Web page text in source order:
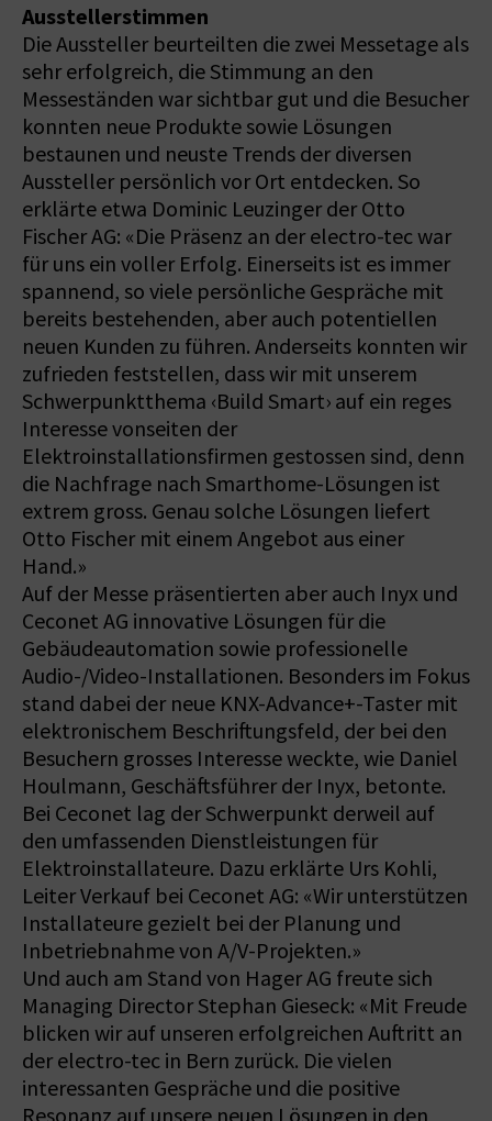
Ausstellerstimmen
Die Aussteller beurteilten die zwei Messetage als
sehr erfolgreich, die Stimmung an den
Messeständen war sichtbar gut und die Besucher
konnten neue Produkte sowie Lösungen
bestaunen und neuste Trends der diversen
Aussteller persönlich vor Ort entdecken. So
erklärte etwa Dominic Leuzinger der Otto
Fischer AG: «Die Präsenz an der electro-tec war
für uns ein voller Erfolg. Einerseits ist es immer
spannend, so viele persönliche Gespräche mit
bereits bestehenden, aber auch potentiellen
neuen Kunden zu führen. Anderseits konnten wir
zufrieden feststellen, dass wir mit unserem
Schwerpunktthema ‹Build Smart› auf ein reges
Interesse vonseiten der
Elektroinstallationsfirmen gestossen sind, denn
die Nachfrage nach Smart­home-Lösungen ist
extrem gross. Genau solche Lösungen liefert
Otto Fischer mit einem Angebot aus einer
Hand.»
Auf der Messe präsentierten aber auch Inyx und
Ceconet AG innovative Lösungen für die
Gebäudeautomation sowie professionelle
Audio-/Video-Installationen. Besonders im Fokus
stand dabei der neue KNX-Advance+-Taster mit
elektronischem Beschriftungsfeld, der bei den
Besuchern grosses Interesse weckte, wie Daniel
Houlmann, Geschäftsführer der Inyx, betonte.
Bei Ceconet lag der Schwerpunkt derweil auf
den umfassenden Dienstleistungen für
Elektroinstallateure. Dazu erklärte Urs Kohli,
Leiter Verkauf bei Ceconet AG: «Wir unterstützen
Installateure gezielt bei der Planung und
Inbetriebnahme von A/V-Projekten.»
Und auch am Stand von Hager AG freute sich
Managing Director Stephan Gieseck: «Mit Freude
blicken wir auf unseren erfolgreichen Auftritt an
der electro-tec in Bern zurück. Die vielen
interessanten Gespräche und die positive